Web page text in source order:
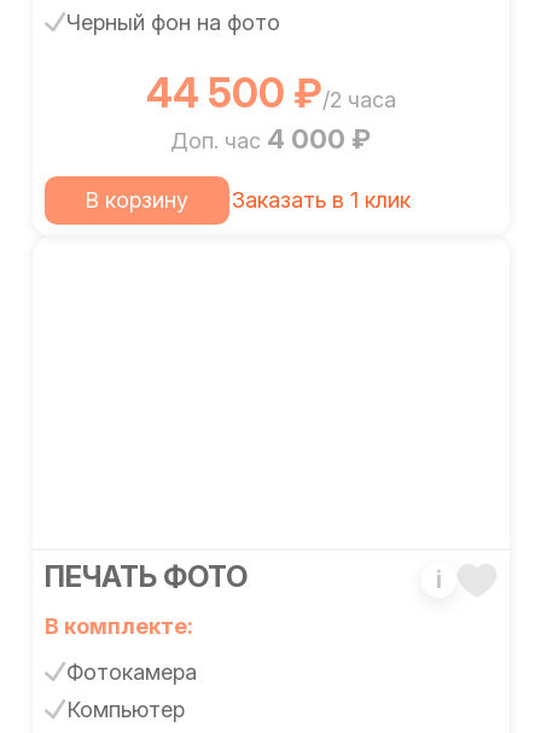
Черный фон на фото
44 500 ₽/2 часа
Доп. час 4 000 ₽
В корзину Заказать в 1 клик
ПЕЧАТЬ ФОТО i
В комплекте:
Фотокамера
Компьютер